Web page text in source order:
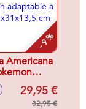
- 9 %
Americana
a carro
cm
29,95 €
32,95 €